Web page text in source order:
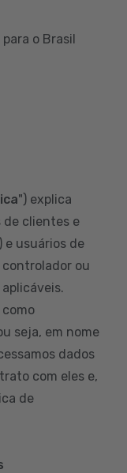
o Brasil
") explica
de clientes e
e usuários de
controlador ou
seja, em nome
dados
com eles e,
de